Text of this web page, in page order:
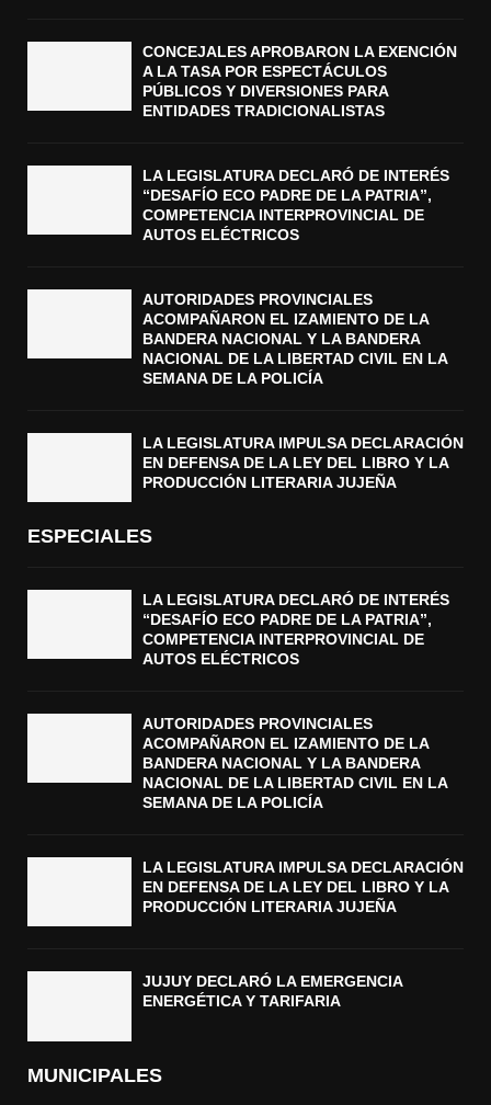
CONCEJALES APROBARON LA EXENCIÓN
A LA TASA POR ESPECTÁCULOS
PÚBLICOS Y DIVERSIONES PARA
ENTIDADES TRADICIONALISTAS
LA LEGISLATURA DECLARÓ DE INTERÉS
“DESAFÍO ECO PADRE DE LA PATRIA”,
COMPETENCIA INTERPROVINCIAL DE
AUTOS ELÉCTRICOS
AUTORIDADES PROVINCIALES
ACOMPAÑARON EL IZAMIENTO DE LA
BANDERA NACIONAL Y LA BANDERA
NACIONAL DE LA LIBERTAD CIVIL EN LA
SEMANA DE LA POLICÍA
LA LEGISLATURA IMPULSA DECLARACIÓN
EN DEFENSA DE LA LEY DEL LIBRO Y LA
PRODUCCIÓN LITERARIA JUJEÑA
ESPECIALES
LA LEGISLATURA DECLARÓ DE INTERÉS
“DESAFÍO ECO PADRE DE LA PATRIA”,
COMPETENCIA INTERPROVINCIAL DE
AUTOS ELÉCTRICOS
AUTORIDADES PROVINCIALES
ACOMPAÑARON EL IZAMIENTO DE LA
BANDERA NACIONAL Y LA BANDERA
NACIONAL DE LA LIBERTAD CIVIL EN LA
SEMANA DE LA POLICÍA
LA LEGISLATURA IMPULSA DECLARACIÓN
EN DEFENSA DE LA LEY DEL LIBRO Y LA
PRODUCCIÓN LITERARIA JUJEÑA
JUJUY DECLARÓ LA EMERGENCIA
ENERGÉTICA Y TARIFARIA
MUNICIPALES